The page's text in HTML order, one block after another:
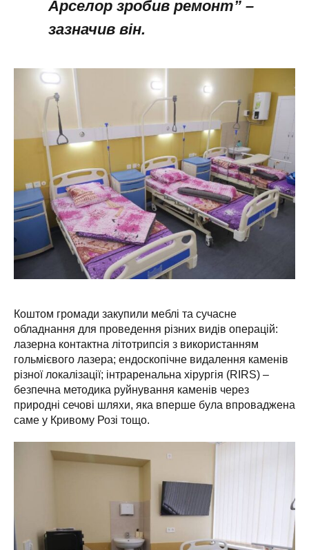
Арселор зробив ремонт” –
зазначив він.
Коштом громади закупили меблі та сучасне
обладнання для проведення різних видів операцій:
лазерна контактна літотрипсія з використанням
гольмієвого лазера; ендоскопічне видалення каменів
різної локалізації; інтраренальна хірургія (RIRS) –
безпечна методика руйнування каменів через
природні сечові шляхи, яка вперше була впроваджена
саме у Кривому Розі тощо.